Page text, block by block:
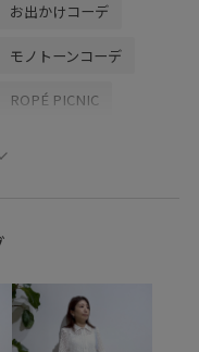
お出かけコーデ
モノトーンコーデ
ROPÉ PICNIC
ファー
26RPUVCARE